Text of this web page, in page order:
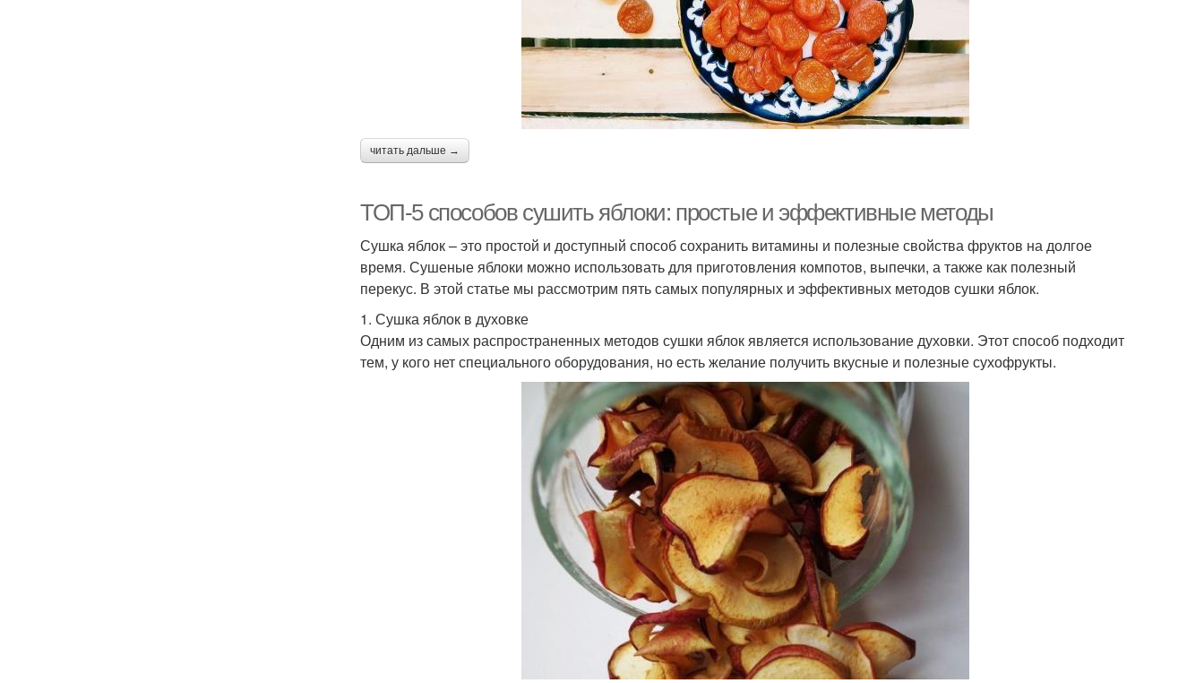
читать дальше →
ТОП-5 способов сушить яблоки: простые и эффективные методы
Сушка яблок – это простой и доступный способ сохранить витамины и полезные свойства фруктов на долгое
время. Сушеные яблоки можно использовать для приготовления компотов, выпечки, а также как полезный
перекус. В этой статье мы рассмотрим пять самых популярных и эффективных методов сушки яблок.
1. Сушка яблок в духовке
Одним из самых распространенных методов сушки яблок является использование духовки. Этот способ подходит
тем, у кого нет специального оборудования, но есть желание получить вкусные и полезные сухофрукты.